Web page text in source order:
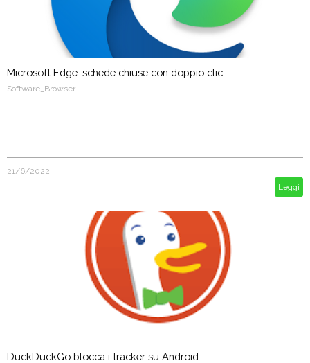
Microsoft Edge: schede chiuse con doppio clic
Software_Browser
21/6/2022
Leggi
DuckDuckGo blocca i tracker su Android